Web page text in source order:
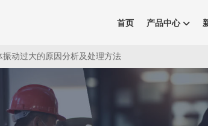
首页 产品中心
动过大的原因分析及处理方法